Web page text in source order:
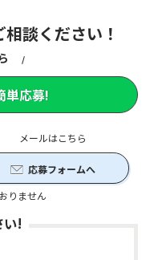
談ください！
メールはこちら
応募フォームへ
りません
単応募!
い!